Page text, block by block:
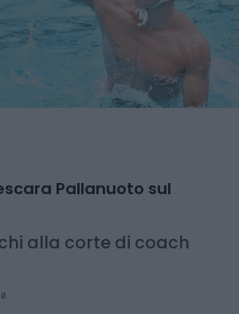
Pallanuoto sul
alla corte di coach
0